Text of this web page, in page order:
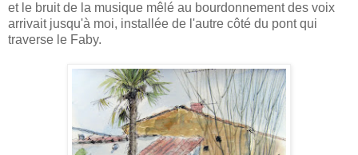
et le bruit de la musique mêlé au bourdonnement des voix
arrivait jusqu'à moi, installée de l'autre côté du pont qui
traverse le Faby.